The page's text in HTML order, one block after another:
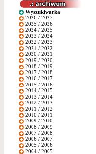
Wyszukiwarka
2026 / 2027
2025 / 2026
2024 / 2025
2023 / 2024
2022 / 2023
2021 / 2022
2020 / 2021
2019 / 2020
2018 / 2019
2017 / 2018
2016 / 2017
2015 / 2016
2014 / 2015
2013 / 2014
2012 / 2013
2011 / 2012
2010 / 2011
2009 / 2010
2008 / 2009
2007 / 2008
2006 / 2007
2005 / 2006
2004 / 2005